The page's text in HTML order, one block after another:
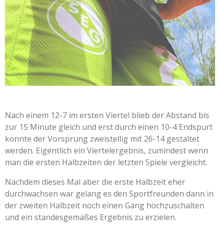
Nach einem 12-7 im ersten Viertel blieb der Abstand bis
zur 15 Minute gleich und erst durch einen 10-4 Endspurt
konnte der Vorsprung zweistellig mit 26-14 gestaltet
werden. Eigentlich ein Viertelergebnis, zumindest wenn
man die ersten Halbzeiten der letzten Spiele vergleicht.
Nachdem dieses Mal aber die erste Halbzeit eher
durchwachsen war gelang es den Sportfreunden dann in
der zweiten Halbzeit noch einen Gang hochzuschalten
und ein standesgemäßes Ergebnis zu erzielen.